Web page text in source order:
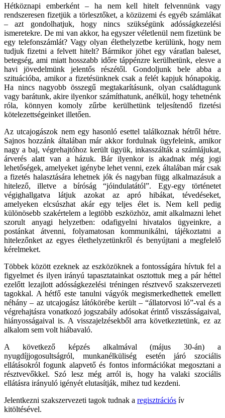
Hétköznapi emberként – ha nem kell hitelt felvennünk vagy
rendszeresen fizetjük a törlesztőket, a közüzemi és egyéb számlákat
– azt gondolhatjuk, hogy nincs szükségünk adósságkezelési
ismeretekre. De mi van akkor, ha egyszer véletlenül nem fizetünk be
egy telefonszámlát? Vagy olyan élethelyzetbe kerülünk, hogy nem
tudjuk fizetni a felvett hitelt? Bármikor jöhet egy váratlan baleset,
betegség, ami miatt hosszabb időre táppénzre kerülhetünk, elesve a
havi jövedelmünk jelentős részétől. Gondoljunk bele abba a
szituációba, amikor a fizetésünknek csak a felét kapjuk hónapokig.
Ha nincs nagyobb összegű megtakarításunk, olyan családtagunk
vagy barátunk, akire ilyenkor számíthatunk, anélkül, hogy tehetnénk
róla, könnyen komoly zűrbe kerülhetünk teljesítendő fizetési
kötelezettségeinket illetően.
Az utcajogászok nem egy hasonló esettel találkoznak hétről hétre.
Sajnos hozzánk általában már akkor fordulnak ügyfeleink, amikor
nagy a baj, végrehajtóhoz került ügyük, inkasszálták a számlájukat,
árverés alatt van a házuk. Bár ilyenkor is akadnak még jogi
lehetőségek, amelyeket igénybe lehet venni, ezek általában már csak
a fizetés halasztására lehetnek jók és nagyban függ alkalmazásuk a
hitelező, illetve a bíróság “jóindulatától”. Egy-egy történetet
végighallgatva látjuk azokat az apró hibákat, tévedéseket,
amelyeken elcsúszhat akár egy teljes élet is. Nem kell pedig
különösebb szakértelem a legtöbb eszközhöz, amit alkalmazni lehet
szorult anyagi helyzetben: odafigyelni hivatalos ügyeinkre, a
postánkat átvenni, folyamatosan kommunikálni, tájékoztatni a
hitelezőnket az egyes élethelyzetünkről és benyújtani a megfelelő
kérelmeket.
Többek között ezeknek az eszközöknek a fontosságára hívtuk fel a
figyelmet és ilyen irányú tapasztatainkat osztottuk meg a pár héttel
ezelőtt lezajlott adósságkezelési tréningen résztvevő szakszervezeti
tagokkal. A hétfő este tanulni vágyók megismerkedhettek emellett
néhány – az utcajogász látókörébe került – “állatorvosi ló”-val és a
végrehajtásra vonatkozó jogszabály adósokat érintő visszásságaival,
hiányosságaival is. A visszajelzésekből arra következtetünk, ez az
alkalom sem volt hiábavaló.
A következő képzés alkalmával (május 30-án) a
nyugdíjjogosultságról, munkanélküliség esetén járó szociális
ellátásokról fogunk alapvető és fontos információkat megosztani a
résztvevőkkel. Szó lesz még arról is, hogy ha valaki szociális
ellátásra irányuló igényét elutasítják, mihez tud kezdeni.
Jelentkezni szakszervezeti tagok tudnak a regisztrációs ív
kitöltésével.